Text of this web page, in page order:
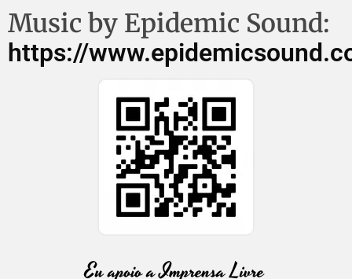
Music by Epidemic Sound:
https://